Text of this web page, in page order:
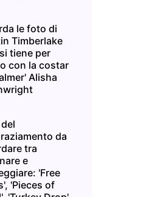
le foto di
Timberlake
tiene per
con la costar
Alisha
da
tra
e
'Free
'Pieces of